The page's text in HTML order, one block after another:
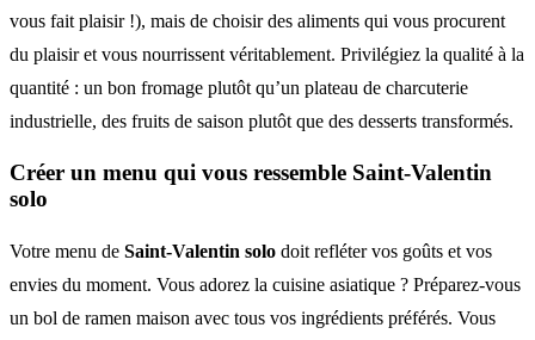
vous fait plaisir !), mais de choisir des aliments qui vous procurent
du plaisir et vous nourrissent véritablement. Privilégiez la qualité à la
quantité : un bon fromage plutôt qu’un plateau de charcuterie
industrielle, des fruits de saison plutôt que des desserts transformés.
Créer un menu qui vous ressemble Saint-Valentin
solo
Votre menu de Saint-Valentin solo doit refléter vos goûts et vos
envies du moment. Vous adorez la cuisine asiatique ? Préparez-vous
un bol de ramen maison avec tous vos ingrédients préférés. Vous